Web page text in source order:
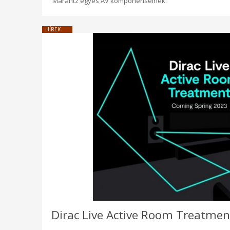
HÍREK
Dirac Live Active Room